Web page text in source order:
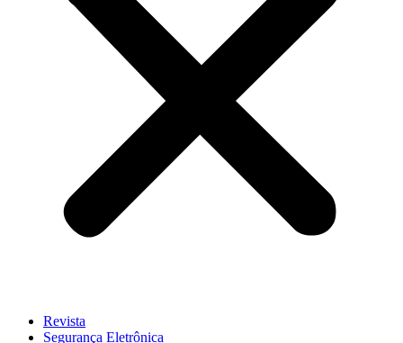
Revista
Segurança Eletrônica